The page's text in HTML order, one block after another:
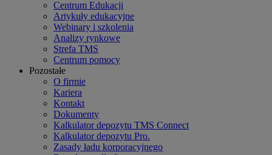
Centrum Edukacji
Artykuły edukacyjne
Webinary i szkolenia
Analizy rynkowe
Strefa TMS
Centrum pomocy
Pozostałe
O firmie
Kariera
Kontakt
Dokumenty
Kalkulator depozytu TMS Connect
Kalkulator depozytu Pro.
Zasady ładu korporacyjnego